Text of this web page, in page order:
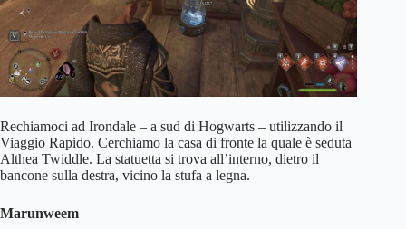
Rechiamoci ad Irondale – a sud di Hogwarts – utilizzando il
Viaggio Rapido. Cerchiamo la casa di fronte la quale è seduta
Althea Twiddle. La statuetta si trova all’interno, dietro il
bancone sulla destra, vicino la stufa a legna.
Marunweem